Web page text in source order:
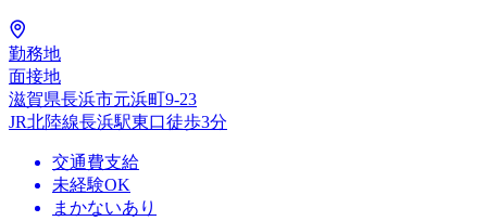
勤務地
面接地
滋賀県長浜市元浜町9-23
JR北陸線長浜駅東口徒歩3分
交通費支給
未経験OK
まかないあり